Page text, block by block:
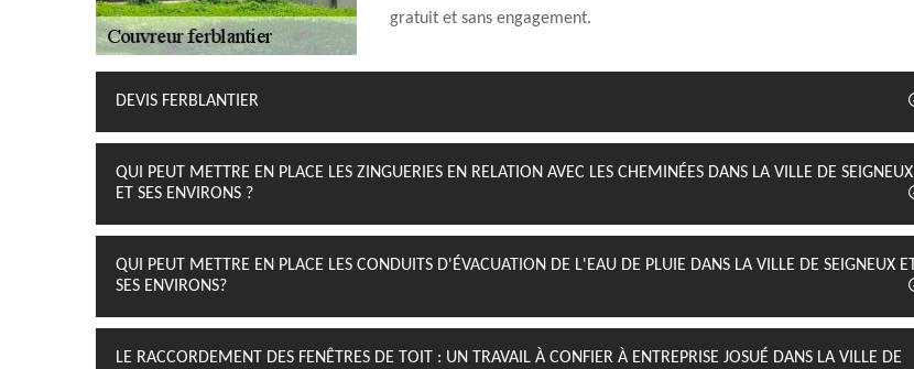
gratuit et sans engagement.
DEVIS FERBLANTIER
QUI PEUT METTRE EN PLACE LES ZINGUERIES EN RELATION AVEC LES CHEMINÉES DANS LA VILLE DE SEIGNEUX
ET SES ENVIRONS ?
QUI PEUT METTRE EN PLACE LES CONDUITS D'ÉVACUATION DE L'EAU DE PLUIE DANS LA VILLE DE SEIGNEUX ET
SES ENVIRONS?
LE RACCORDEMENT DES FENÊTRES DE TOIT : UN TRAVAIL À CONFIER À ENTREPRISE JOSUÉ DANS LA VILLE DE